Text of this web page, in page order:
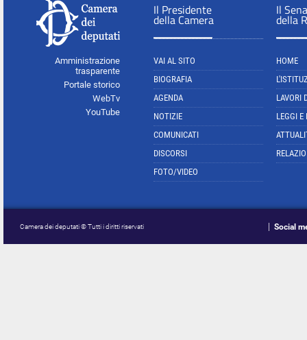
Amministrazione
trasparente
Portale storico
WebTv
YouTube
Il Presidente
della Camera
VAI AL SITO
BIOGRAFIA
AGENDA
NOTIZIE
COMUNICATI
DISCORSI
FOTO/VIDEO
Il
della
HOME
LAVORI
LEGGI E
Camera dei deputati © Tutti i diritti riservati Social